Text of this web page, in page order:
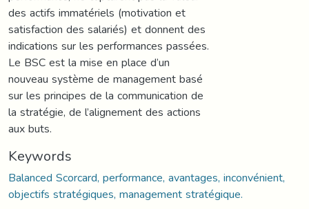
des actifs immatériels (motivation et
satisfaction des salariés) et donnent des
indications sur les performances passées.
Le BSC est la mise en place d’un
nouveau système de management basé
sur les principes de la communication de
la stratégie, de l’alignement des actions
aux buts.
Keywords
Balanced Scorcard, performance, avantages, inconvénient,
objectifs stratégiques, management stratégique.